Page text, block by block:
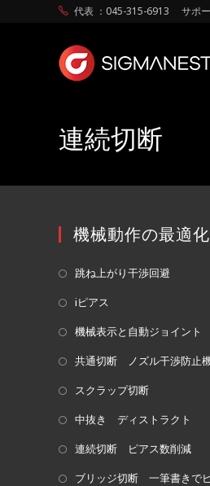
代表 ：045-315-6913 サポ
連続切断
機械動作の最適化
跳ね上がり干渉回避
iピアス
機械表示と自動ジョイント
共通切断 ノズル干渉防止
スクラップ切断
中抜き ディストラクト
連続切断 ピアス数削減
ブリッジ切断 一筆書きで